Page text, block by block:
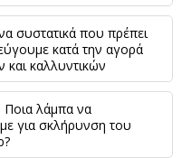
συστατικά που πρέπει
κατά την αγορά
και καλλυντικών
Ποια λάμπα να
για σκλήρυνση του